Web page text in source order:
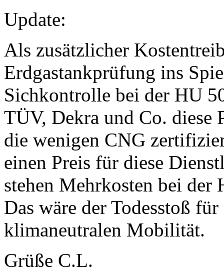
Update:
Als zusätzlicher
Erdgastankprüfung ins
Sichkontrolle bei der HU
TÜV, Dekra und Co. diese
die wenigen CNG
einen Preis für diese
stehen Mehrkosten bei
Das wäre der Todesstoß
klimaneutralen Mobilität.
Grüße C.L.